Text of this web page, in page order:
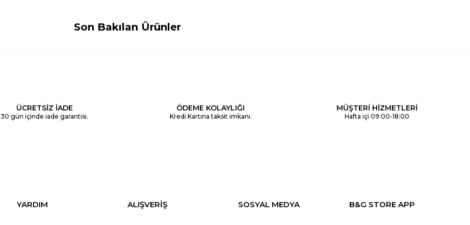
Son Bakılan Ürünler
ÜCRETSİZ İADE
30 gün içinde iade garantisi.
ÖDEME KOLAYLIĞI
Kredi Kartına taksit imkanı.
MÜŞTERİ HİZMETLERİ
Hafta içi 09:00-18:00
YARDIM ALIŞVERİŞ SOSYAL MEDYA B&G STORE APP